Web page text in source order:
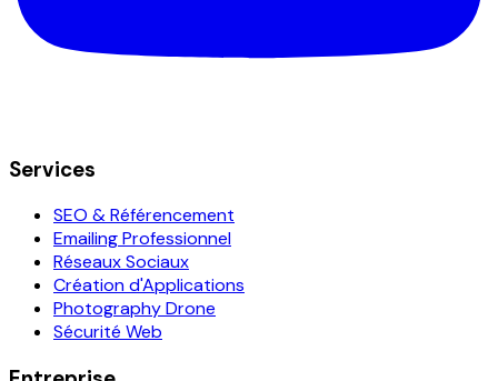
Services
SEO & Référencement
Emailing Professionnel
Réseaux Sociaux
Création d'Applications
Photography Drone
Sécurité Web